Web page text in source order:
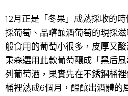
12月正是「冬果」成熟採收的
採葡萄、品嚐釀酒葡萄的現採
般食用的葡萄小很多，皮厚又
秉森選用此款葡萄釀成「黑后
列葡萄酒，果實先在不銹鋼桶
桶裡熟成6個月，醞釀出酒體的